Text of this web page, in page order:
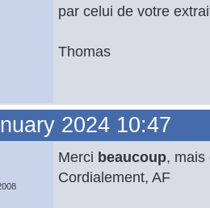
par celui de votre
Thomas
2024 10:47
Merci beaucoup, mais
Cordialement, AF